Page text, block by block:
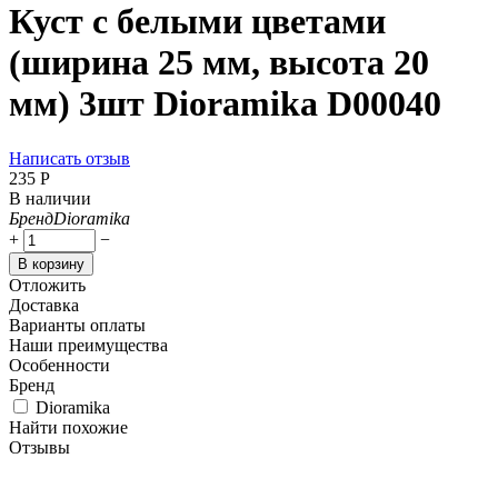
Куст с белыми цветами
(ширина 25 мм, высота 20
мм) 3шт Dioramika D00040
Написать отзыв
‍235‍ Р
В наличии
БрендDioramika
+
−
В корзину
Отложить
Доставка
Варианты оплаты
Наши преимущества
Особенности
Бренд
Dioramika
Найти похожие
Отзывы